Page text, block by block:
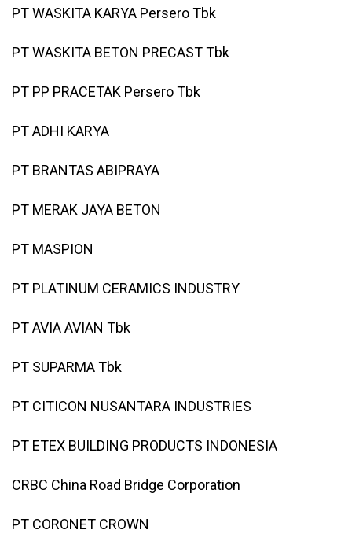
PT WASKITA KARYA Persero Tbk
PT WASKITA BETON PRECAST Tbk
PT PP PRACETAK Persero Tbk
PT ADHI KARYA
PT BRANTAS ABIPRAYA
PT MERAK JAYA BETON
PT MASPION
PT PLATINUM CERAMICS INDUSTRY
PT AVIA AVIAN Tbk
PT SUPARMA Tbk
PT CITICON NUSANTARA INDUSTRIES
PT ETEX BUILDING PRODUCTS INDONESIA
CRBC China Road Bridge Corporation
PT CORONET CROWN